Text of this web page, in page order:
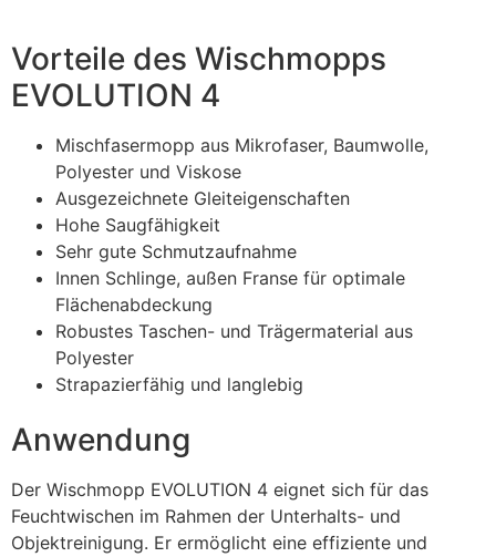
Vorteile des Wischmopps
EVOLUTION 4
Mischfasermopp aus Mikrofaser, Baumwolle,
Polyester und Viskose
Ausgezeichnete Gleiteigenschaften
Hohe Saugfähigkeit
Sehr gute Schmutzaufnahme
Innen Schlinge, außen Franse für optimale
Flächenabdeckung
Robustes Taschen- und Trägermaterial aus
Polyester
Strapazierfähig und langlebig
Anwendung
Der Wischmopp EVOLUTION 4 eignet sich für das
Feuchtwischen im Rahmen der Unterhalts- und
Objektreinigung. Er ermöglicht eine effiziente und